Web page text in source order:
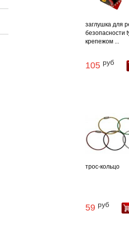
заглушка для
безопасности
крепежом ...
105 руб
трос-кольцо
59 руб